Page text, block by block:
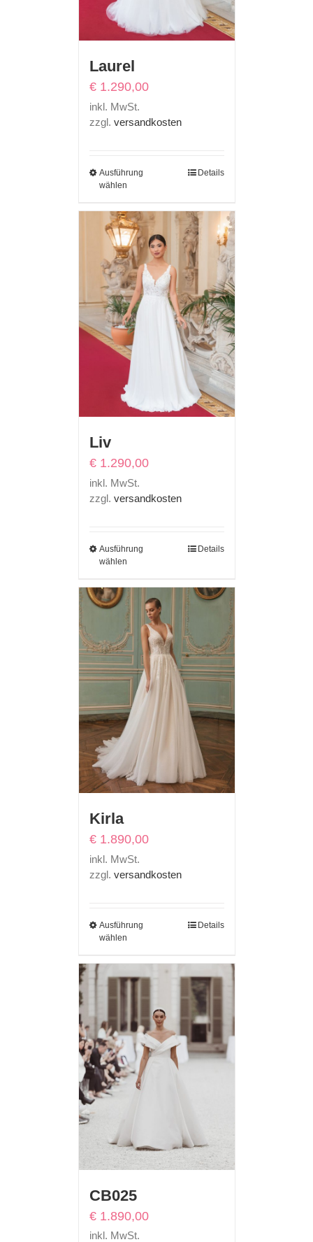
Laurel
€1.290,00
inkl. MwSt.
zzgl. versandkosten
Ausführung
wählen
Details
Liv
€1.290,00
inkl. MwSt.
zzgl. versandkosten
Ausführung
wählen
Details
Kirla
€1.890,00
inkl. MwSt.
zzgl. versandkosten
Ausführung
wählen
Details
CB025
€1.890,00
inkl. MwSt.